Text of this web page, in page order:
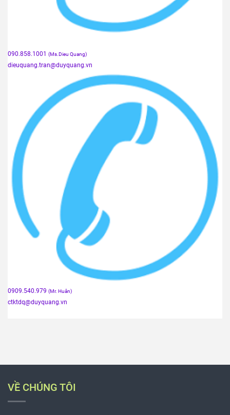
090.858.1001 (Ms.Dieu Quang)
dieuquang.tran@duyquang.vn
0909.540.979 (Mr. Huân)
ctktdq@duyquang.vn
VỀ CHÚNG TÔI